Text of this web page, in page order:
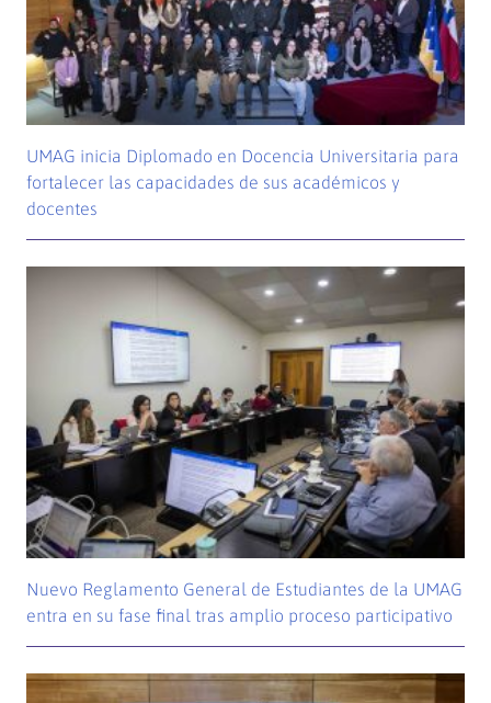
UMAG inicia Diplomado en Docencia Universitaria para
fortalecer las capacidades de sus académicos y
docentes
Nuevo Reglamento General de Estudiantes de la UMAG
entra en su fase final tras amplio proceso participativo